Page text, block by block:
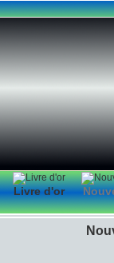
Livre d'or